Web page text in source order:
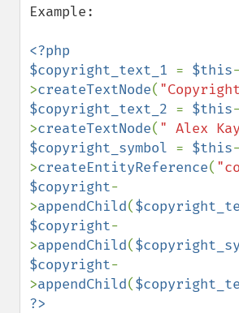
Example:
<?php
$copyright_text_1 = $this
>createTextNode(
$copyright_text_2 = $this
>createTextNode( " Alex
$copyright_symbol = $this
>createEntityReference(
$copyright-
>appendChild(
$copyright-
>appendChild(
$copyright-
>appendChild(
?>